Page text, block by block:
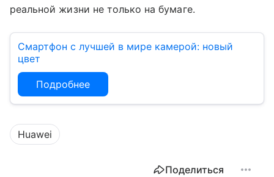
реальной жизни не только на бумаге.
Смартфон с лучшей в мире камерой: новый
цвет
Подробнее
Huawei
Поделиться